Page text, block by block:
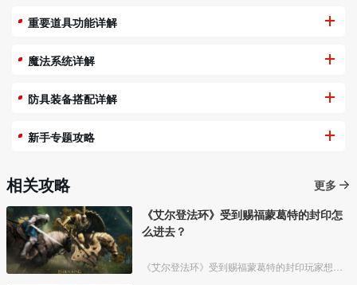
重要道具功能详解
魔法系统详解
防具装备搭配详解
新手专题攻略
相关攻略
更多
《艾尔登法环》受到赐福蒙葛特的封印怎
么进去？